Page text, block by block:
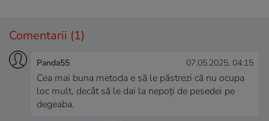
Comentarii (1)
Panda55 07.05.2025, 04:15
Cea mai buna metoda e să le păstrezi că nu ocupa
loc mult, decât să le dai la nepoți de pesedei pe
degeaba.